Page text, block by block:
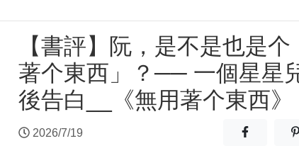
【書評】阮，是不是也是个
著个東西」？── 一個星星
後告白__《無用著个東西》
2026/7/19 分享至